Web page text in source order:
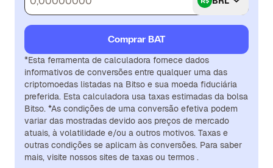
Comprar BAT
*Esta ferramenta de calculadora fornece dados
informativos de conversões entre qualquer uma das
criptomoedas listadas na Bitso e sua moeda fiduciária
preferida. Esta calculadora usa taxas estimadas da bolsa
Bitso. *As condições de uma conversão efetiva podem
variar das mostradas devido aos preços de mercado
atuais, à volatilidade e/ou a outros motivos. Taxas e
outras condições se aplicam às conversões. Para saber
mais, visite nossos sites de taxas ou termos .